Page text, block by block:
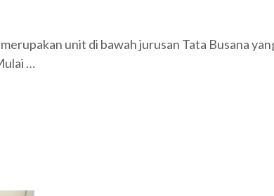
unit di bawah jurusan Tata Busana
…